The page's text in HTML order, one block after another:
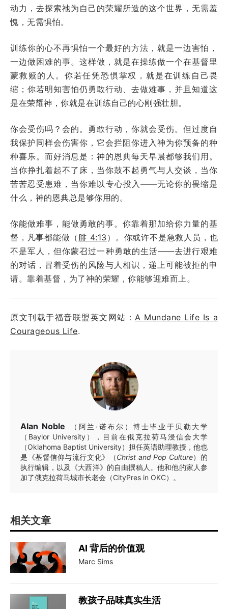
动力，去探索祂为自己的荣耀所造的这个世界，无需羞
愧，无需惧怕。
训练你的心不再惧怕一个最好的方法，就是一边害怕，
一边做困难的事。这样做，就是在操练做一个在基督里
蒙救赎的人。你若任凭恐惧掌权，就是在训练自己畏
缩；你若明知害怕仍勇敢行动、去做难事，并且知道这
是在荣耀神，你就是在训练自己的心刚强壮胆。
你会受伤吗？会的。勇敢行动，你就会受伤。但过度自
我保护同样会伤害你，它会拦阻你进入神为你预备的种
种喜乐。而好消息是：神的恩典每天早晨都够我们用。
当你挣扎着起不了床，当你鼓不起勇气与人交谈，当你
苦苦忍受患难，当你难以专心投入——无论你的畏缩是
什么，神的恩典总是够你用的。
你能做难事，能做勇敢的事。你靠着那加给你力量的基
督，凡事都能做（ 腓 4:13 ）。你或许不是急救人员，也
不是军人，但你蒙召过一种勇敢的生活——去进行艰难
的对话，冒着受伤的风险与人相识，递上可能被拒的申
请。靠着基督，为了神的荣耀，你能够迎难而上。
原文刊载于福音联盟英文网站： A Mundane Life Is a
Courageous Life.
Alan Noble
（阿兰·诺布尔）博士毕业于贝勒大学
（Baylor University），目前在俄克拉荷马浸信会大学
（Oklahoma Baptist University）担任英语助理教授，他也
是《基督信仰与流行文化》（Christ and Pop Culture）的
执行编辑，以及《大西洋》的自由撰稿人。他和他的家人参
加了俄克拉荷马城市长老会（CityPres in OKC）。
相关文章
AI 背后的价值观
Marc Sims
教孩子品味真实生活